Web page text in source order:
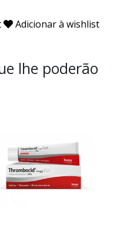
Adicionar à wishlist
lhe poderão